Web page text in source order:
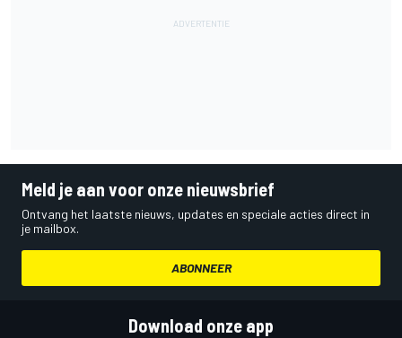
Meld je aan voor onze nieuwsbrief
Ontvang het laatste nieuws, updates en speciale acties direct in
je mailbox.
ABONNEER
Download onze app